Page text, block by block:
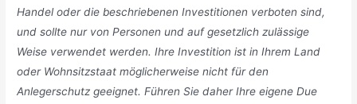
Handel oder die beschriebenen Investitionen verboten sind,
und sollte nur von Personen und auf gesetzlich zulässige
Weise verwendet werden. Ihre Investition ist in Ihrem Land
oder Wohnsitzstaat möglicherweise nicht für den
Anlegerschutz geeignet. Führen Sie daher Ihre eigene Due